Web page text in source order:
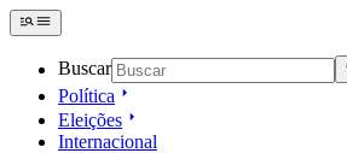
Buscar
Política
Eleições
Internacional